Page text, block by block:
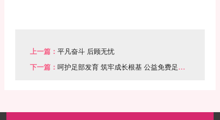
上一篇： 平凡奋斗 后顾无忧
下一篇： 呵护足部发育 筑牢成长根基 公益免费足底